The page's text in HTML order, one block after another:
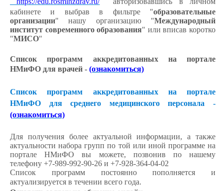
кабинете и выбрав в фильтре "образовательные
организации" нашу организацию "Международный
институт современного образования" или вписав коротко
"МИСО"
Список программ аккредитованных на портале
НМиФО для врачей - (ознакомиться)
Список программ аккредитованных на портале
НМиФО для среднего медицинского персонала -
(ознакомиться)
Для получения более актуальной информации, а также
актуальности набора групп по той или иной программе на
портале НМиФО вы можете, позвонив по нашему
телефону +7-989-992-90-26 и +7-928-364-04-02
Список программ постоянно пополняется и
актуализируется в течении всего года.